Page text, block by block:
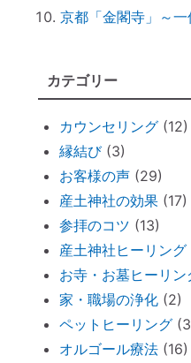
い）
せ」
何をしたら神社
魂の成熟度につ
外、幼き魂？
ブッダと始める
法 』
悪いカルマを相
仏壇内の断捨離
ペットヒーリン
オススメ：全身
が出ない温灸器
京都「金閣寺」～
カテゴリー
カウンセリング(12)
縁結び(3)
お客様の声(29)
産土神社の効果(17)
参拝のコツ (13)
産土神社ヒーリング
お寺・お墓ヒーリン
家・職場の浄化(2)
ペットヒーリング
オルゴール療法(16)